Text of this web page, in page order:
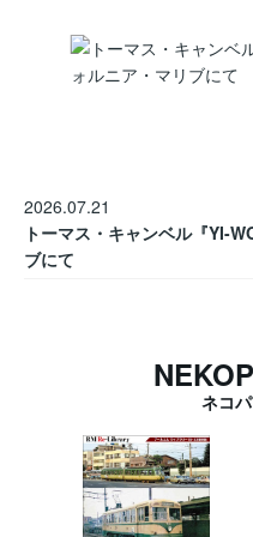
2026.07.21
トーマス・キャンベル『YI-
ブにて
ネコ